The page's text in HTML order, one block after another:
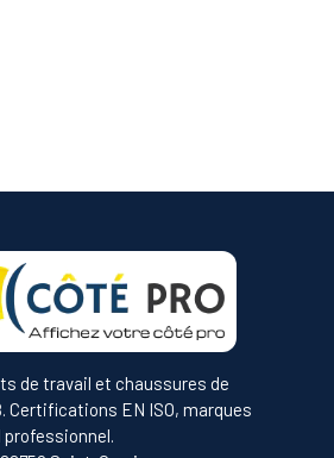
de travail et chaussures de
Certifications EN ISO, marques